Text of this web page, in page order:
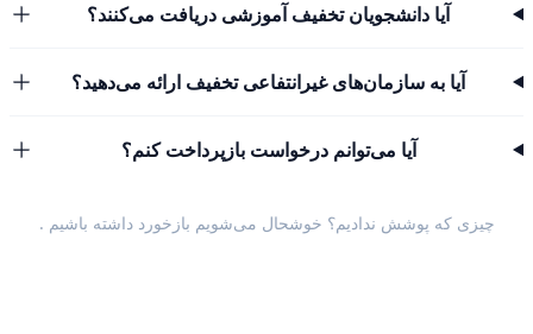
آیا دانشجویان تخفیف آموزشی دریافت می‌کنند؟
آیا به سازمان‌های غیرانتفاعی تخفیف ارائه می‌دهید؟
آیا می‌توانم درخواست بازپرداخت کنم؟
چیزی که پوشش ندادیم؟ خوشحال می‌شویم بازخورد داشته باشیم .